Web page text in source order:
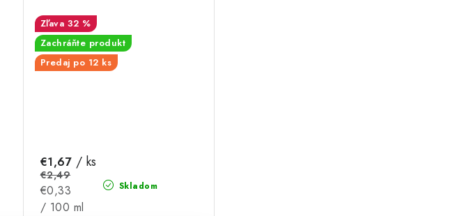
32 %
Zachráňte produkt
Predaj po 12 ks
Skladom
€1,67 / ks
€2,49
Jednotková
cena:
€0,33
/ 100 ml